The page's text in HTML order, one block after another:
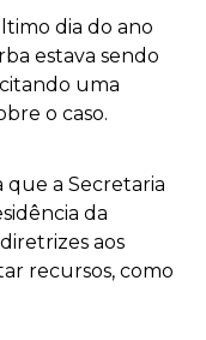
dia do ano
estava sendo
uma
o caso.
a Secretaria
da
aos
recursos, como